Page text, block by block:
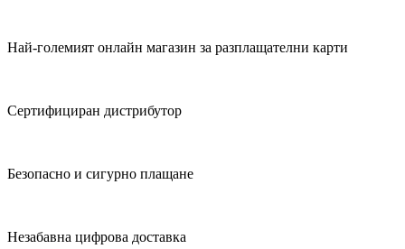
Най-големият онлайн магазин за разплащателни карти
Сертифициран дистрибутор
Безопасно и сигурно плащане
Незабавна цифрова доставка